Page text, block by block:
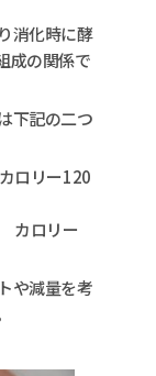
消化時に酵
成の関係で
下記の二つ
ロリー120
カロリー
や減量を考